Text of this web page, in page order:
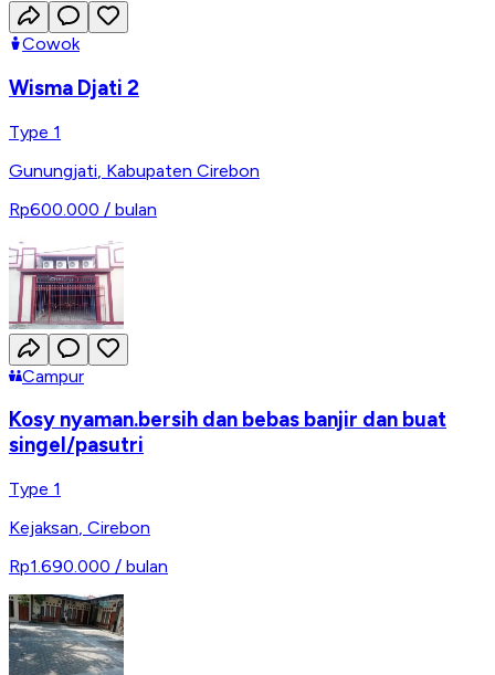
Cowok
Wisma Djati 2
Type 1
Gunungjati Kabupaten Cirebon
Rp600.000 / bulan
Campur
Kosy nyaman.bersih dan bebas banjir dan buat
singel/pasutri
Type 1
Kejaksan, Cirebon
Rp1.690.000 / bulan